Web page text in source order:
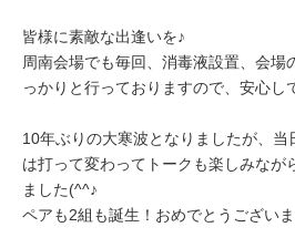
皆様に素敵な出逢いを♪
周南会場でも毎回、消毒液設置、会場
っかりと行っておりますので、安心し
10年ぶりの大寒波となりましたが、
は打って変わってトークも楽しみなが
ました(^^♪
ペアも2組も誕生！おめでとうございま